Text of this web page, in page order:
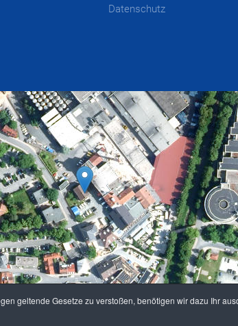
Datenschutz
geltende Gesetze zu verstoßen, benötigen wir dazu Ihr